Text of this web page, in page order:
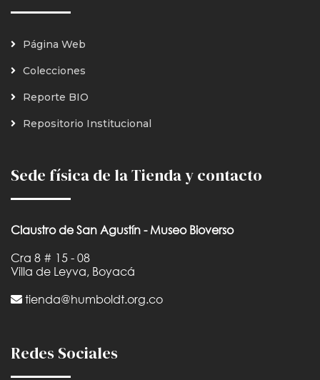
Página Web
Colecciones
Reporte BIO
Repositorio Institucional
Sede física de la Tienda y contacto
Claustro de San Agustín - Museo Bioverso
Cra 8 # 15 - 08
Villa de Leyva, Boyacá
tienda@humboldt.org.co
Redes Sociales